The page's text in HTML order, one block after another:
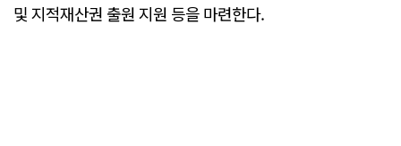
및 지적재산권 출원 지원 등을 마련한다.